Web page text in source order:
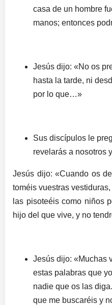
casa de un hombre
manos; entonces
Jesús dijo: «No os
hasta la tarde, ni
por lo que…»
Sus discípulos le
revelarás a nosotros
Jesús dijo: «Cuando os
toméis vuestras
las pisoteéis como niños
hijo del que vive, y no
Jesús dijo: «Muchas
estas palabras que
nadie que os las
que me buscaréis y